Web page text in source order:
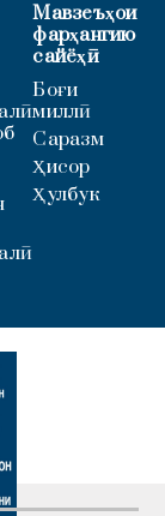
Мавзеъҳои
фарҳангию
сайёҳӣ
Боғи
миллӣ
Саразм
Ҳисор
Ҳулбук